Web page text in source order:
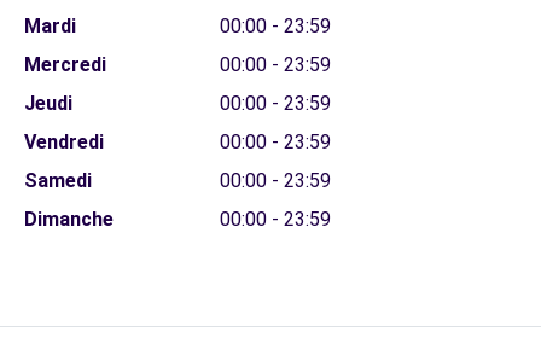
Mardi
00:00 - 23:59
Mercredi
00:00 - 23:59
Jeudi
00:00 - 23:59
Vendredi
00:00 - 23:59
Samedi
00:00 - 23:59
Dimanche
00:00 - 23:59